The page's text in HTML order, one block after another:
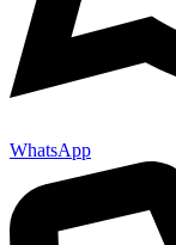
WhatsApp